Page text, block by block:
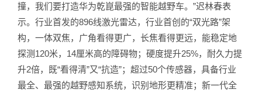
撞，我们要打造华为乾崑最强的智能越野车。”迟林春表
示。行业首发的896线激光雷达，行业首创的“双光路”架
构，一体双焦，广角看得更广，长焦看得更远，能稳定地
探测120米，14厘米高的障碍物；硬度提升25%，耐久力提
升2倍，既“看得清”又“抗造”；超过50个传感器，具备行业
最全、最强的越野感知系统，识别地形更精准；新一代全